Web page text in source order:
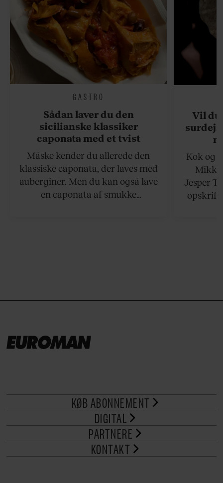
GASTRO
Sådan laver du den
sicilianske klassiker
caponata med et tvist
Måske kender du allerede den
klassiske caponata, der laves med
auberginer. Men du kan også lave
en caponata af smukke
Vil du
Kok og
Jesper
opskrift
KØB ABONNEMENT
DIGITAL
PARTNERE
KONTAKT